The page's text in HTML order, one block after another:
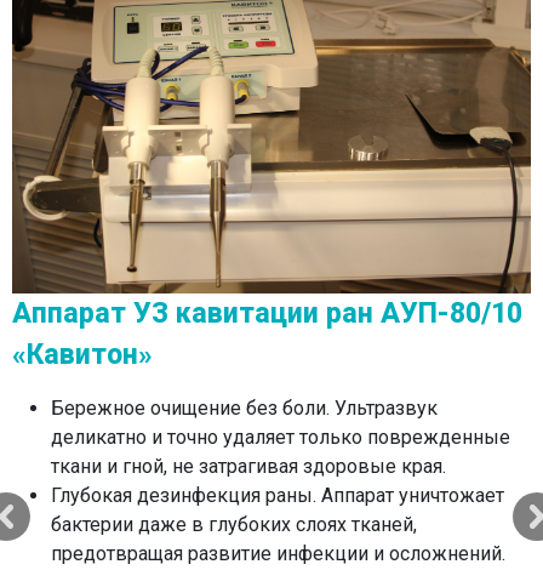
Аппарат УЗ кавитации ран АУП-80/10
«Кавитон»
Бережное очищение без боли. Ультразвук
деликатно и точно удаляет только поврежденные
ткани и гной, не затрагивая здоровые края.
Глубокая дезинфекция раны. Аппарат уничтожает
бактерии даже в глубоких слоях тканей,
предотвращая развитие инфекции и осложнений.
PodoTRONIC Air Jet 30
Технология Air Jet. Полное отсутствие пыли и
перегрева тканей за счет воздушного охлаждения и
встроенной системы аспирации (пылесоса).
Безопасность для диабетиков. Щадящий
бесконтактный метод и отсутствие риска травмы
актуальны для клиентов с диабетом.
Siemens ACUSON X300 Premium Edition
(PE)